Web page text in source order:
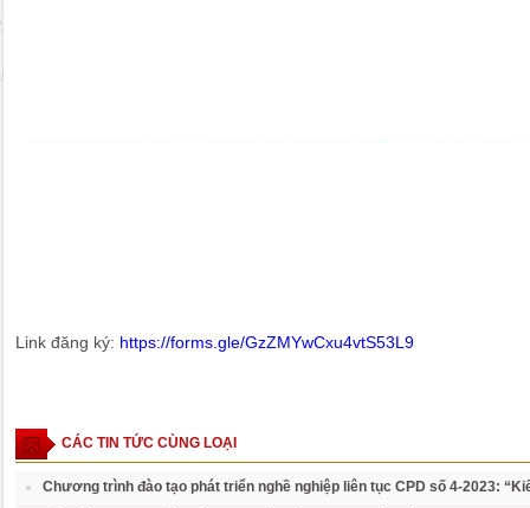
Link đăng ký: https://forms.gle/GzZMYwCxu4vtS53L9
CÁC TIN TỨC CÙNG LOẠI
Chương trình đào tạo phát triển nghề nghiệp liên tục CPD số 4-2023: